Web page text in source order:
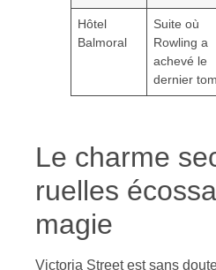
Hôtel
Balmoral
Suite où
Rowling a
achevé le
dernier
Le charme
ruelles
magie
Victoria Street est sans